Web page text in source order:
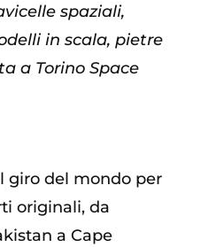
spaziali,
in scala, pietre
a Torino Space
giro del mondo per
originali, da
a Cape